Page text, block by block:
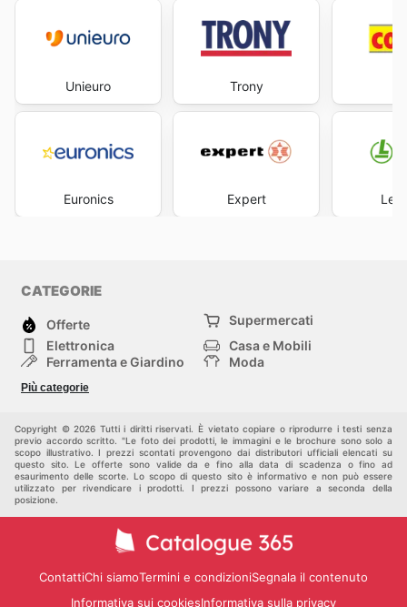
Unieuro
Euronics
Trony
Expert
CATEGORIE
Offerte
Supermercati
Elettronica
Casa e Mobili
Ferramenta e Giardino
Moda
Bambini e Neonati
Più categorie
Copyright © 2026 Tutti i diritti riservati. È vietato copiare o riprodurre i testi senza
previo accordo scritto. "Le foto dei prodotti, le immagini e le brochure sono solo a
scopo illustrativo. I prezzi scontati provengono dai distributori ufficiali elencati su
questo sito. Le offerte sono valide da e fino alla data di scadenza o fino ad
esaurimento delle scorte. Lo scopo di questo sito è informativo e non può essere
utilizzato per rivendicare i prodotti. I prezzi possono variare a seconda della
posizione.
ContattiChi siamoTermini e condizioniSegnala il contenuto
Informativa sui cookiesInformativa sulla privacy